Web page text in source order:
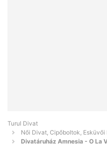
Turul Divat
Női Divat, Cipőboltok,
Divatáruház Amnesia - O La